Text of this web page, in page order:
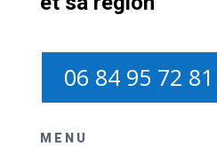
06 84 95 72 81
MENU